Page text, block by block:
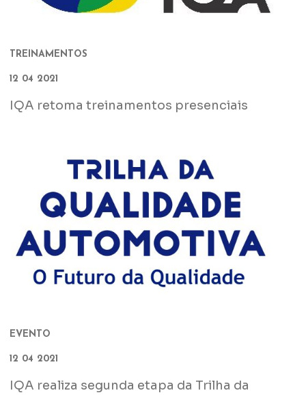
TREINAMENTOS
12 04 2021
IQA retoma treinamentos presenciais
EVENTO
12 04 2021
IQA realiza segunda etapa da Trilha da